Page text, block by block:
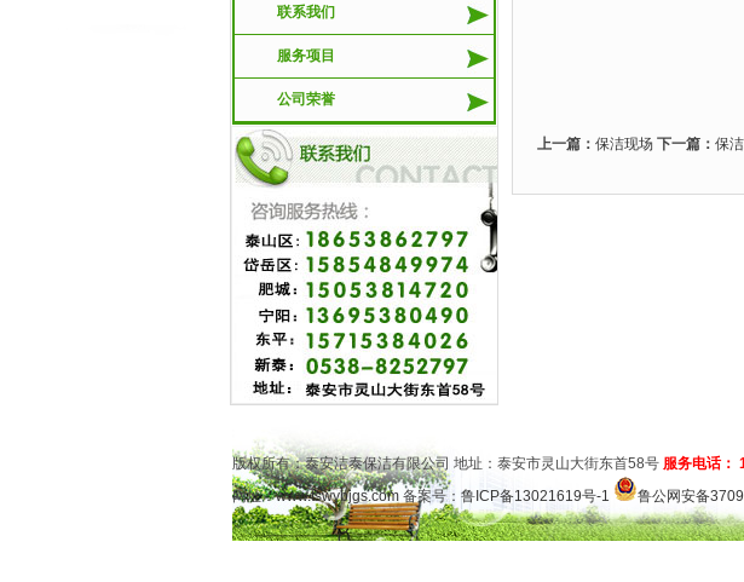
联系我们
服务项目
公司荣誉
上一篇： 保洁现场 下一篇： 保
版权所有：泰安洁泰保洁有限公司 地址：泰安市灵山大街东首58号 服务电话：
网址：www.tswybjgs.com备案号： 鲁ICP备13021619号-1 鲁公网安备